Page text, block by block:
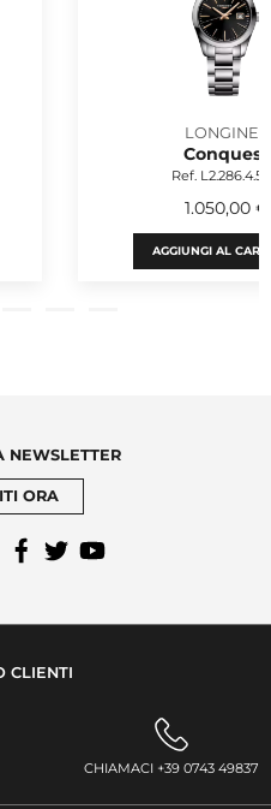
LONGINES
Conquest
Ref.
1.050,00 €
AGGIUNGI AL
NEWSLETTER
ORA
CLIENTI
CHIAMACI +39 0743 49837